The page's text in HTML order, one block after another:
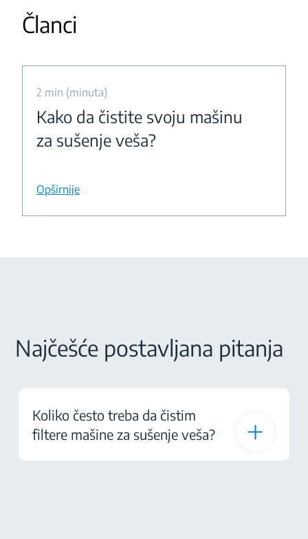
Članci
2 min (minuta)
Kako da čistite svoju mašinu
za sušenje veša?
Opširnije
Najčešće postavljana pitanja
Koliko često treba da čistim
filtere mašine za sušenje veša?